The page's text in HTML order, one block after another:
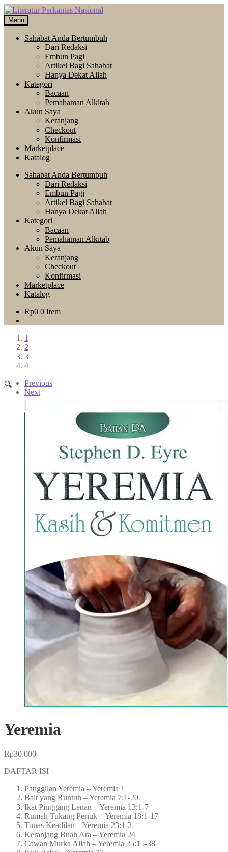
Skip
to
navigation
Langsung
ke
isi
Menu
Sahabat Anda Bertumbuh
Dari Redaksi
Embun Pagi
Artikel Bagi Sahabat
Hanya Dekat Allah
Kategori
Bacaan
Pemahaman Alkitab
Akun Saya
Keranjang
Checkout
Konfirmasi
Marketplace
Katalog
Sahabat Anda Bertumbuh
Dari Redaksi
Embun Pagi
Artikel Bagi Sahabat
Hanya Dekat Allah
Kategori
Bacaan
Pemahaman Alkitab
Akun Saya
Keranjang
Checkout
Konfirmasi
Marketplace
Katalog
Rp0 0 Item
1
2
3
4
Previous
Next
🔍
Yeremia
Rp30.000
DAFTAR ISI
Panggilan Yeremia – Yeremia 1
Bait yang Runtuh – Yeremia 7:1-20
Ikat Pinggang Lenan – Yeremia 13:1-7
Rumah Tukang Periuk – Yeremia 18:1-17
Tunas Keadilan – Yeremia 23:1-2
Keranjang Buah Ara – Yeremia 24
Cawan Murka Allah – Yeremia 25:15-38